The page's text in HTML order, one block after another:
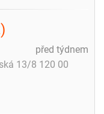
před týdnem
13/8 120 00